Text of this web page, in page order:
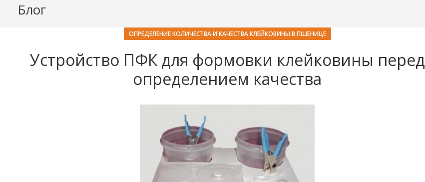
Блог
ОПРЕДЕЛЕНИЕ КОЛИЧЕСТВА И КАЧЕСТВА КЛЕЙКОВИНЫ В ПШЕНИЦЕ
Устройство ПФК для формовки клейковины перед
определением качества